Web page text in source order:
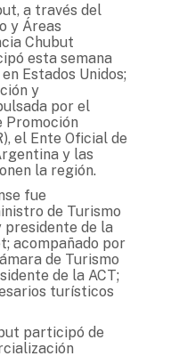
a través del
y Áreas
Chubut
esta semana
Estados Unidos;
y
por el
Promoción
el Ente Oficial de
y las
la región.
fue
de Turismo
presidente de la
acompañado por
de Turismo
de la ACT;
turísticos
participó de